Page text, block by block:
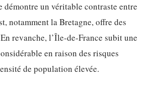
démontre un véritable contraste entre
notamment la Bretagne, offre des
revanche, l’Île-de-France subit une
en raison des risques
de population élevée.